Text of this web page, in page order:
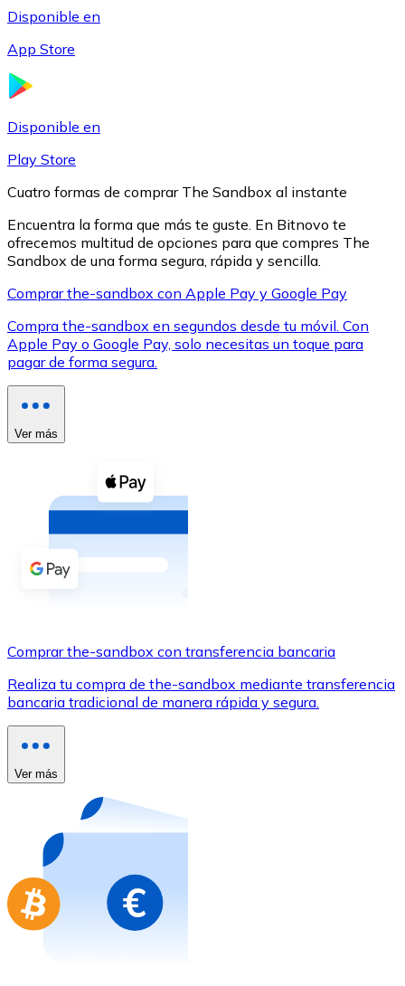
XRP
XRP
Ver todo
Compra criptomonedas con efectivo en tu tienda más
Comprar con efectivo
Transferencia SEPA
Utiliza tarjetas Visa y Mastercard para comprar
Comprar con tarjeta
Compra tarjetas regalo de tus marcas favoritas con
Ir a la tienda de tarjetas regalo
Disponible en
App Store
Disponible en
Play Store
Cuatro formas de comprar The Sandbox al instante
Encuentra la forma que más te guste. En Bitnovo te
ofrecemos multitud de opciones para que compres The
Sandbox de una forma segura, rápida y sencilla.
Comprar the-sandbox con Apple Pay y Google Pay
Compra the-sandbox en segundos desde tu móvil. Con
Apple Pay o Google Pay, solo necesitas un toque para
pagar de forma segura.
Ver más
Comprar the-sandbox con transferencia bancaria
Realiza tu compra de the-sandbox mediante transferencia
bancaria tradicional de manera rápida y segura.
Ver más